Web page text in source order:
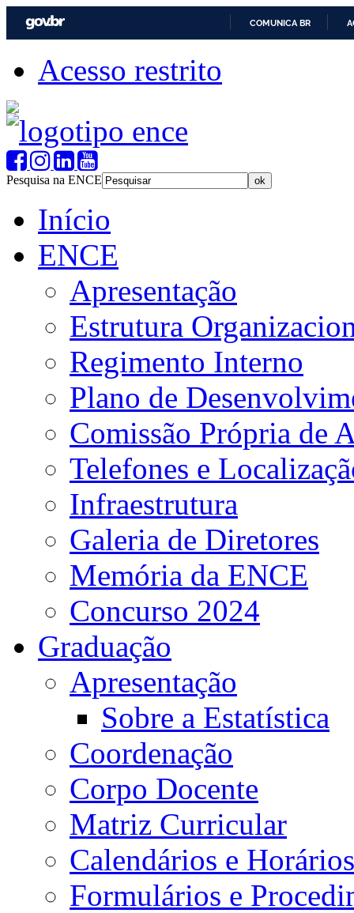
COMUNICA BR
Acesso restrito
Pesquisa na ENCE
Início
ENCE
Apresentação
Estrutura
Regimento Interno
Plano de
Comissão Própria de
Telefones e
Infraestrutura
Galeria de Diretores
Memória da ENCE
Concurso 2024
Graduação
Apresentação
Sobre a Estatística
Coordenação
Corpo Docente
Matriz Curricular
Calendários e Horários
Formulários e